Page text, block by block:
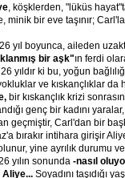
, köşklerden, "lüküs
minik bir eve taşınır;
yıl boyunca, aileden
bir aşk"ın ferdi
yıldır ki bu, yoğun
ve kıskançlıklar da
bir kıskançlık krizi
genç bir kadını
geçmiştir, Carl'dan bir
bırakır intihara girişir
yine ayrılık durumu
yılın sonunda -nasıl
Aliye... Soyadını taşıdığı